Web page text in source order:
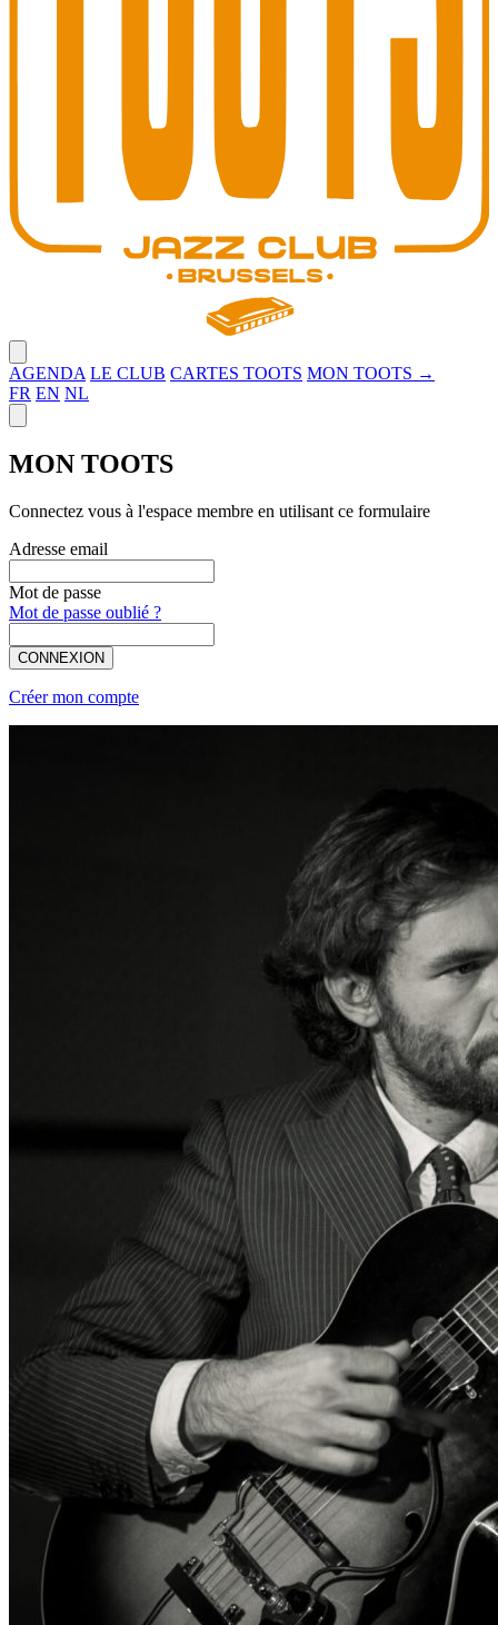
AGENDA LE CLUB CARTES TOOTS MON TOOTS →
FR EN NL
MON TOOTS
Connectez vous à l'espace membre en utilisant ce formulaire
Adresse email
Mot de passe
Mot de passe oublié ?
CONNEXION
Créer mon compte